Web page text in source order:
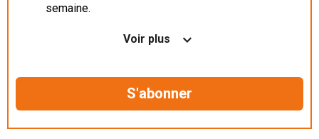
semaine.
Nos articles en illimité sur ordinateur, tablette et
Le magazine TelQuel en numérique avant la sortie
Des informations confidentielles résérvées aux
Voir plus